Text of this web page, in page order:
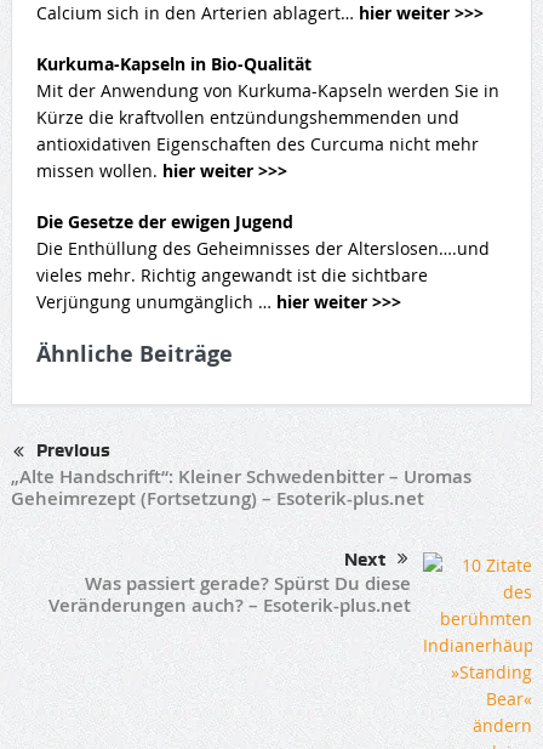
Calcium sich in den Arterien ablagert… hier weiter >>>
Kurkuma-Kapseln in Bio-Qualität
Mit der Anwendung von Kurkuma-Kapseln werden Sie in
Kürze die kraftvollen entzündungshemmenden und
antioxidativen Eigenschaften des Curcuma nicht mehr
missen wollen. hier weiter >>>
Die Gesetze der ewigen Jugend
Die Enthüllung des Geheimnisses der Alterslosen….und
vieles mehr. Richtig angewandt ist die sichtbare
Verjüngung unumgänglich … hier weiter >>>
Ähnliche Beiträge
Previous
„Alte Handschrift“: Kleiner Schwedenbitter – Uromas
Geheimrezept (Fortsetzung) – Esoterik-plus.net
Next
Was passiert gerade? Spürst Du diese
Veränderungen auch? – Esoterik-plus.net